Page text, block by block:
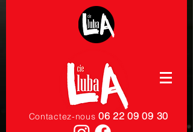
Contactez-nous 06 22 09 09 30